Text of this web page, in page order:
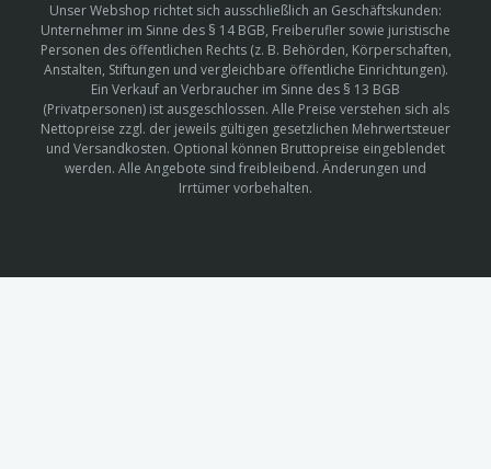
Unser Webshop richtet sich ausschließlich an Geschäftskunden:
Unternehmer im Sinne des § 14 BGB, Freiberufler sowie juristische
Personen des öffentlichen Rechts (z. B. Behörden, Körperschaften,
Anstalten, Stiftungen und vergleichbare öffentliche Einrichtungen).
Ein Verkauf an Verbraucher im Sinne des § 13 BGB
(Privatpersonen) ist ausgeschlossen. Alle Preise verstehen sich als
Nettopreise zzgl. der jeweils gültigen gesetzlichen Mehrwertsteuer
und Versandkosten. Optional können Bruttopreise eingeblendet
werden. Alle Angebote sind freibleibend. Änderungen und
Irrtümer vorbehalten.